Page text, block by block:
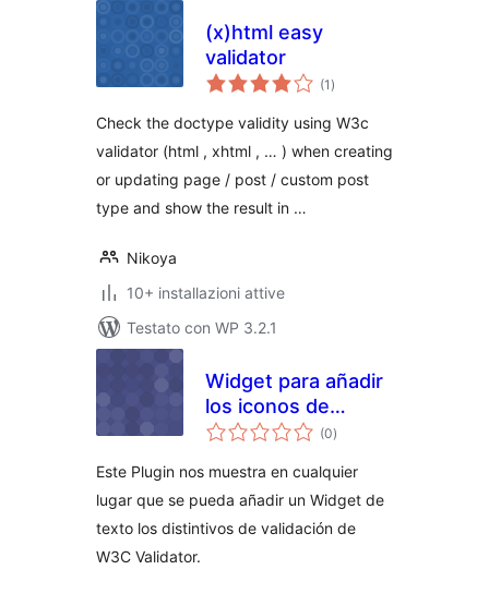
(x)html easy
validator
(1 valutazioni
totali
)
Check the doctype validity using W3c
validator (html , xhtml , … ) when creating
or updating page / post / custom post
type and show the result in …
Nikoya
10+ installazioni attive
Testato con WP 3.2.1
Widget para añadir
los iconos de
validación de W3C
(0valutazioni
totali
)
Este Plugin nos muestra en cualquier
lugar que se pueda añadir un Widget de
texto los distintivos de validación de
W3C Validator.